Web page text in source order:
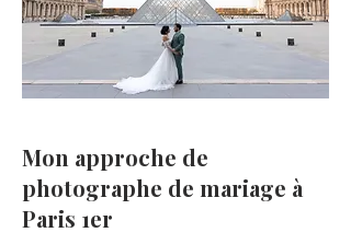
Mon approche de
photographe de mariage à
Paris 1er